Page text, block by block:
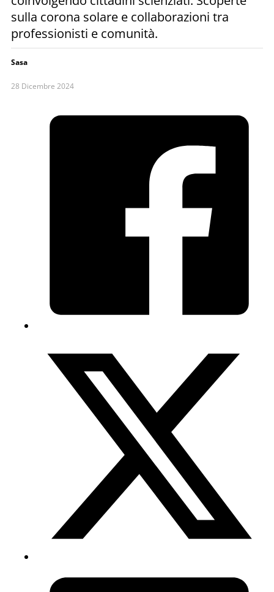
sulla corona solare e collaborazioni tra
professionisti e comunità.
Sasa
28 Dicembre 2024